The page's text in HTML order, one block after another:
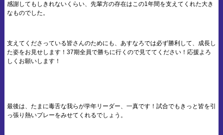
感謝してもしきれないくらい、先輩方の存在はこの1年間を支えてくれた大き
なものでした。
支えてくださっている皆さんのためにも、あすなろでは必ず勝利して、成長し
た姿をお見せします！37期全員で勝ちに行くので見ててください！応援よろ
しくお願いします！
最後は、たまに毒舌な我らが学年リーダー、一真です！試合でもきっと皆を引
っ張り熱いプレーをみせてくれるでしょう。